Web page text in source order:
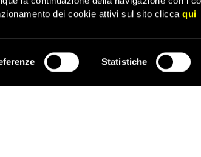
dei cookie attivi sul sito cliccaqui
Statistiche
sia scarcerata per motivi di salute o, almeno,
necessario.
non portare alla mente quella di due altre
Nasrin Sotoudeh
iraniana per i diritti umani dovrà
ISCRIVITI